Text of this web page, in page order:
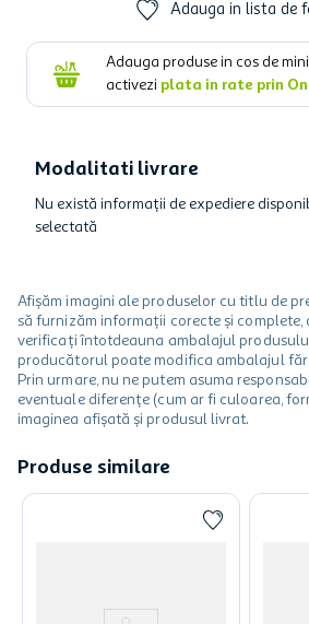
Adauga in lista de
Adauga produse in cos de
activezi plata in rate prin
Modalitati livrare
Nu există informații de expediere
selectată
Afișăm imagini ale produselor cu titlu de
să furnizăm informații corecte și complete,
verificați întotdeauna ambalajul
producătorul poate modifica ambalajul
Prin urmare, nu ne putem asuma
eventuale diferențe (cum ar fi culoarea,
imaginea afișată și produsul livrat.
Produse similare